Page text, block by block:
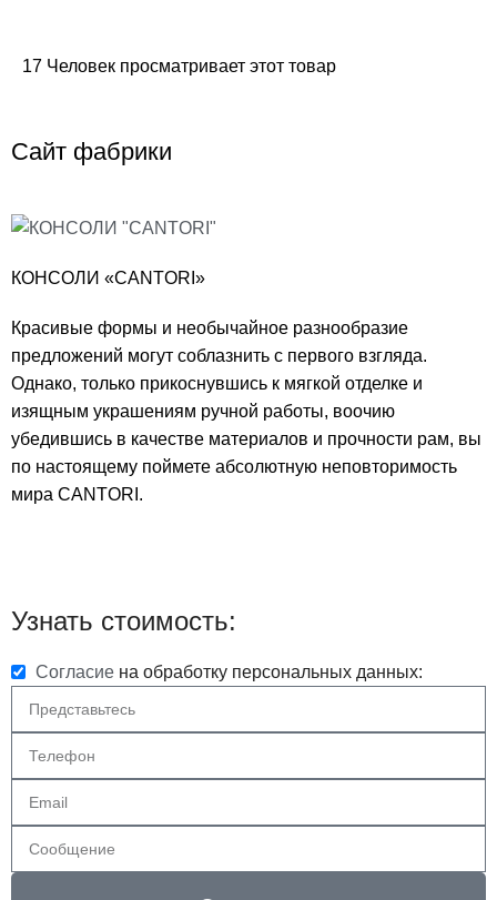
17 Человек просматривает этот товар
Сайт фабрики
КОНСОЛИ «CANTORI»
Красивые формы и необычайное разнообразие
предложений могут соблазнить с первого взгляда.
Однако, только прикоснувшись к мягкой отделке и
изящным украшениям ручной работы, воочию
убедившись в качестве материалов и прочности рам, вы
по настоящему поймете абсолютную неповторимость
мира CANTORI.
Узнать стоимость:
Согласие на обработку персональных данных: